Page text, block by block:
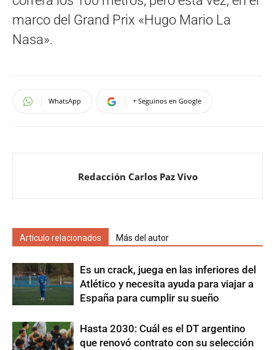
marco del Grand Prix «Hugo Mario La
Nasa».
WhatsApp + Seguinos en Google
Redacción Carlos Paz Vivo
Artículo relacionados Más del autor
Es un crack, juega en las inferiores del
Atlético y necesita ayuda para viajar a
España para cumplir su sueño
Hasta 2030: Cuál es el DT argentino
que renovó contrato con su selección